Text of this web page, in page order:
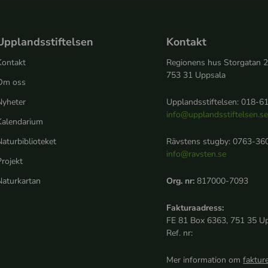
oss
Kontakt
Regionens hus Storgatan
753 31 Uppsala
Upplandsstiftelsen: 018-
info@upplandsstiftelsen.se
Rävstens stugby: 0763-
info@ravsten.se
Org. nr: 817000-7093
Fakturaadress:
FE 81 Box 6363, 751 35
Ref. nr:
Mer information om